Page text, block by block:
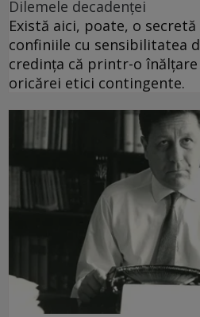
Dilemele decadenței
Există aici, poate, o
confiniile cu sensibilitatea
credința că printr-o
oricărei etici contingente.